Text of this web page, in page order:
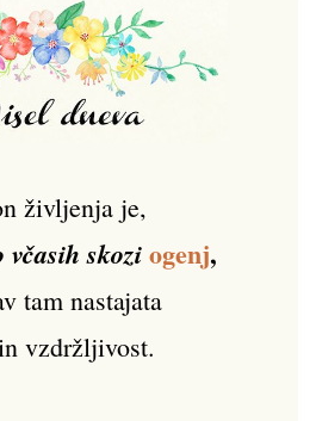
življenja je,
včasih skoziogenj,
tam nastajata
vzdržljivost.